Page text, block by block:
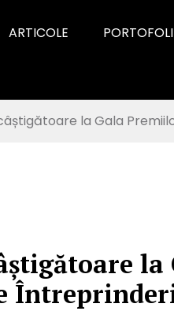
ARTICOLE
la Gala